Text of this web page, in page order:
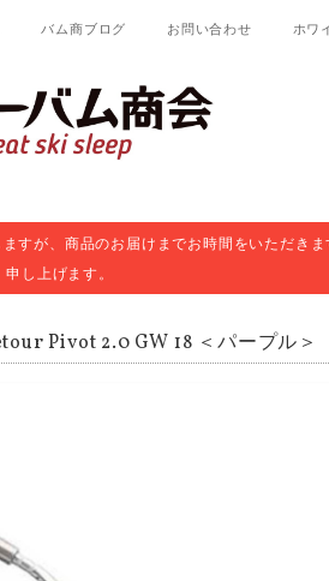
バム商ブログ お問い合わせ ホワ
すが、商品のお届けまでお時間をいただき
申し上げます。
Pivot 2.0 GW 18 ＜パープル＞